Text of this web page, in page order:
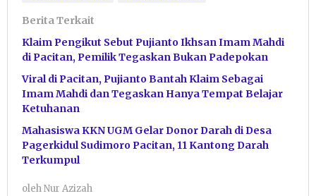
Berita Terkait
Klaim Pengikut Sebut Pujianto Ikhsan Imam Mahdi
di Pacitan, Pemilik Tegaskan Bukan Padepokan
Viral di Pacitan, Pujianto Bantah Klaim Sebagai
Imam Mahdi dan Tegaskan Hanya Tempat Belajar
Ketuhanan
Mahasiswa KKN UGM Gelar Donor Darah di Desa
Pagerkidul Sudimoro Pacitan, 11 Kantong Darah
Terkumpul
olehNur Azizah